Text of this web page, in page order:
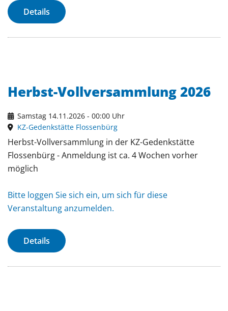
Details
Herbst-Vollversammlung 2026
Samstag 14.11.2026 - 00:00 Uhr
KZ-Gedenkstätte Flossenbürg
Herbst-Vollversammlung in der KZ-Gedenkstätte
Flossenbürg - Anmeldung ist ca. 4 Wochen vorher
möglich
Bitte loggen Sie sich ein, um sich für diese
Veranstaltung anzumelden.
Details